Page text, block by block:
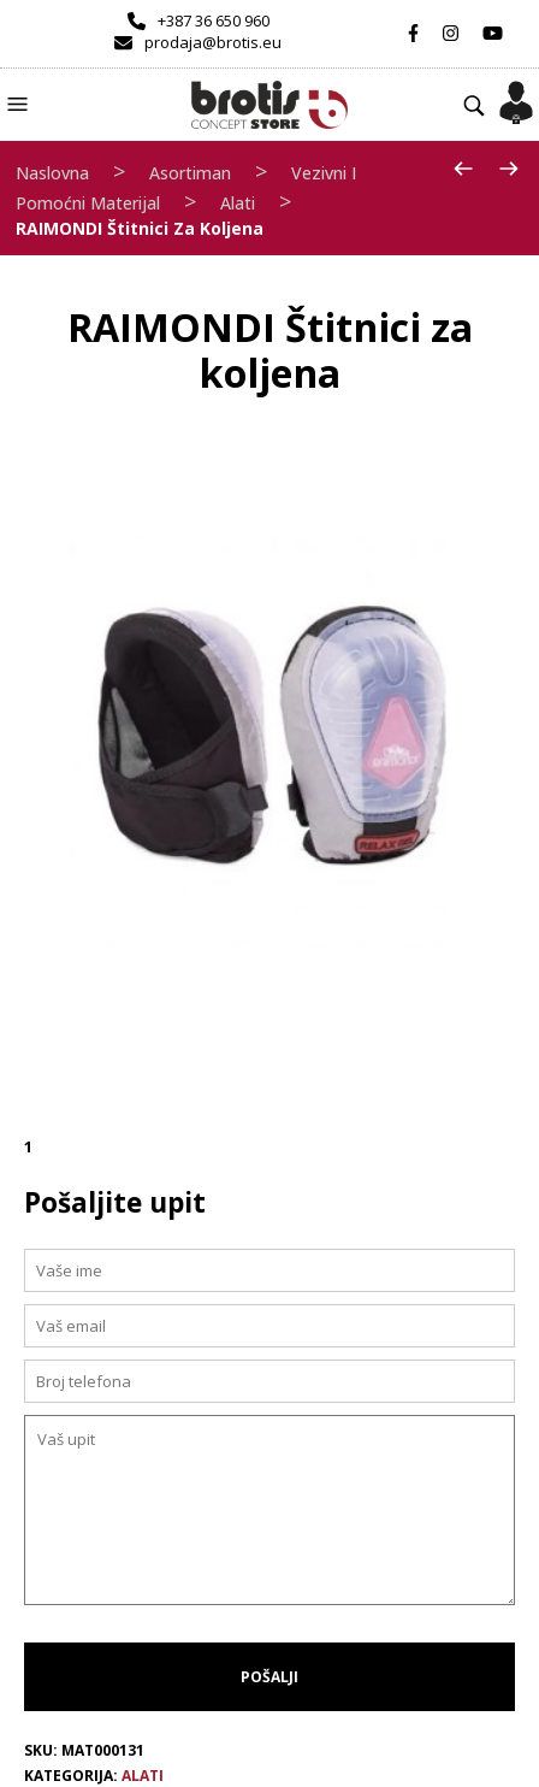
+387 36 650 960
prodaja@brotis.eu
Naslovna > Asortiman >
Vezivni I
Pomoćni Materijal
> Alati >
RAIMONDI Štitnici Za Koljena
RAIMONDI Štitnici za
koljena
1
Pošaljite upit
SKU: MAT000131
KATEGORIJA: ALATI